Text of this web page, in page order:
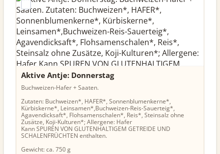
Aktive Antje: Donnerstag
Buchweizen-Hafer + Saaten.
Zutaten: Buchweizen*, HAFER*, Sonnenblumenkerne*,
Kürbiskerne*, Leinsamen*,Buchweizen-Reis-Sauerteig*,
Agavendicksaft*, Flohsamenschalen*, Reis*, Steinsalz ohne
Zusätze, Koji-Kulturen*; Allergene: Hafer
Kann SPUREN VON GLUTENHALTIGEM GETREIDE UND
SCHALENFRÜCHTEN enthalten.
Gewicht: ca. 750 g